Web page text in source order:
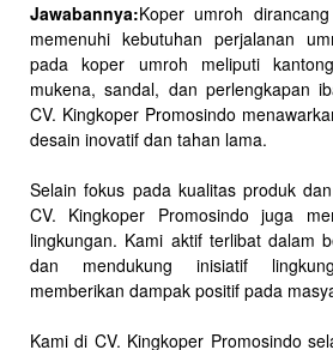
Jawabannya:Koper umroh
memenuhi kebutuhan perjalanan
pada koper umroh meliputi
mukena, sandal, dan perlengkapan
CV. Kingkoper Promosindo
desain inovatif dan tahan lama.
Selain fokus pada kualitas produk
CV. Kingkoper Promosindo juga
lingkungan. Kami aktif terlibat dalam
dan mendukung inisiatif
memberikan dampak positif pada
Kami di CV. Kingkoper Promosindo